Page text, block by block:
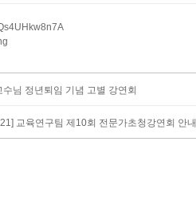
님 정년퇴임 기념 고별 강연회
교육연구팀 제10회 전문가초청강연회 안내